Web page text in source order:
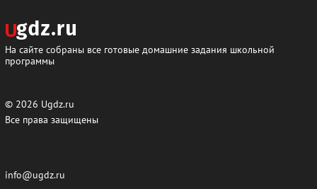
На сайте собраны все готовые домашние задания школьной
программы
© 2026 Ugdz.ru
Все права защищены
info@ugdz.ru